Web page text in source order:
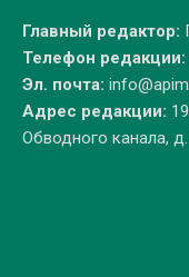
Главный редактор:
Телефон редакции:
Эл. почта:
Адрес редакции:
Обводного канала,